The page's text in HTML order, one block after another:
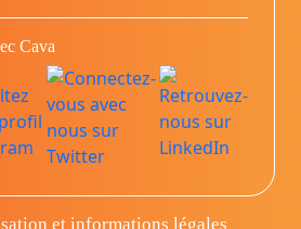
Cava
et informations légales